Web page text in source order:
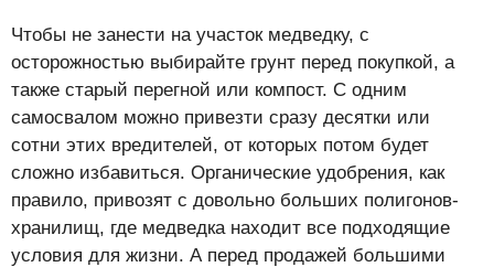
Чтобы не занести на участок медведку, с
осторожностью выбирайте грунт перед покупкой, а
также старый перегной или компост. С одним
самосвалом можно привезти сразу десятки или
сотни этих вредителей, от которых потом будет
сложно избавиться. Органические удобрения, как
правило, привозят с довольно больших полигонов-
хранилищ, где медведка находит все подходящие
условия для жизни. А перед продажей большими